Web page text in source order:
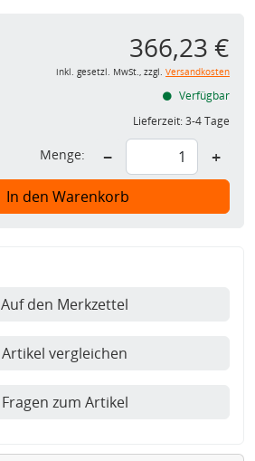
366,23 €
inkl. gesetzl. MwSt., zzgl. Versandkosten
Verfügbar
Lieferzeit:3-4 Tage
Menge: − +
In den Warenkorb
Auf den Merkzettel
Artikel vergleichen
Fragen zum Artikel